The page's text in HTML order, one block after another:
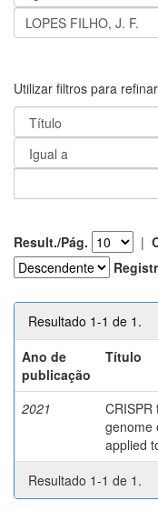
Utilizar filtros para
Result./Pág. |
Resultado 1-1 de 1.
Ano de
publicação
Título
2021
CRISPR
genome
applied
Resultado 1-1 de 1.